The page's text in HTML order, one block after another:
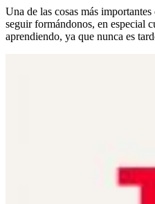
Una de las cosas más
seguir formándonos, en especial
aprendiendo, ya que nunca es